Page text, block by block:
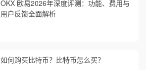
OKX 欧易2026年深度评测：功能、费用与
用户反馈全面解析
如何购买比特币？比特币怎么买？